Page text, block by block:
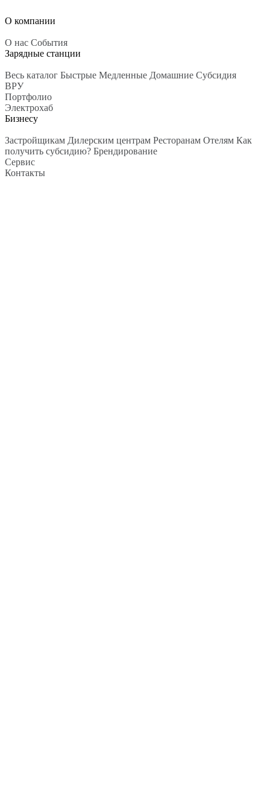
О компании
О нас События
Зарядные станции
Весь каталог Быстрые Медленные Домашние Субсидия
ВРУ
Портфолио
Электрохаб
Бизнесу
Застройщикам Дилерским центрам Ресторанам Отелям Как
получить субсидию? Брендирование
Сервис
Контакты